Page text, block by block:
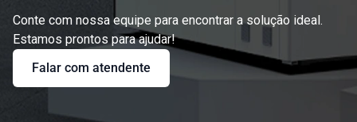
Conte com nossa equipe para encontrar a solução ideal.
Estamos prontos para ajudar!
Falar com atendente